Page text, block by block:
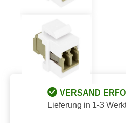
VERSAND
Lieferung in 1-3